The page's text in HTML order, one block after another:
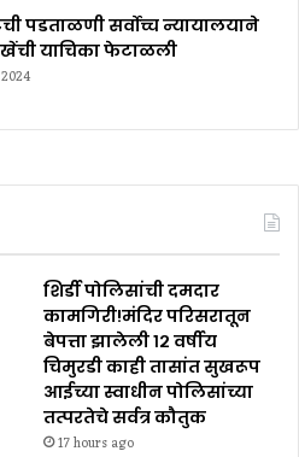
पडताळणी सर्वोच्च न्यायालयाने
याचिका फेटाळली
शिर्डी पोलिसांची दमदार
कामगिरी!मंदिर परिसरातून
बेपत्ता झालेली १२ वर्षीय
चिमुरडी काही तासांत सुखरूप
आईच्या स्वाधीन पोलिसांच्या
तत्परतेचे सर्वत्र कौतुक
17 hours ago